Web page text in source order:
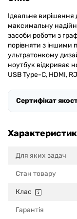
Ідеальне вирішення
максимальну
засоби роботи з
порівняти з іншими
ультратонкому
ноутбук відкриває
USB Type-C, HDMI,
Сертифікат
Для яких задач
Стан товару
Клас
Гарантія